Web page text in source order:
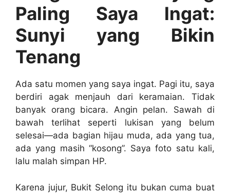
Paling Saya Ingat:
Sunyi yang Bikin
Tenang
Ada satu momen yang saya ingat. Pagi itu, saya
berdiri agak menjauh dari keramaian. Tidak
banyak orang bicara. Angin pelan. Sawah di
bawah terlihat seperti lukisan yang belum
selesai—ada bagian hijau muda, ada yang tua,
ada yang masih “kosong”. Saya foto satu kali,
lalu malah simpan HP.
Karena jujur, Bukit Selong itu bukan cuma buat